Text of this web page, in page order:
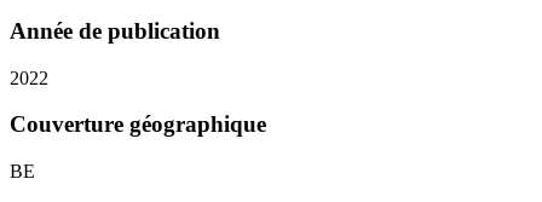
Année de publication
2022
Couverture géographique
BE